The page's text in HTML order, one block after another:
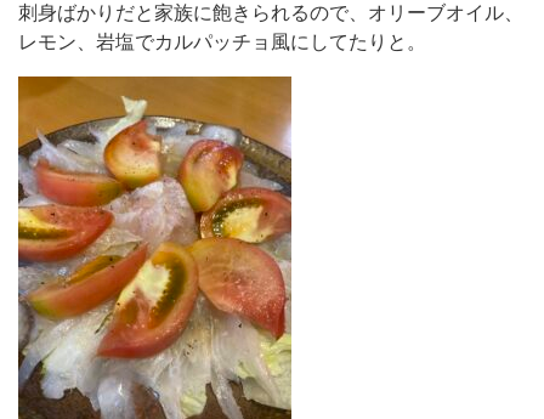
刺身ばかりだと家族に飽きられるので、オリーブオイル、
レモン、岩塩でカルパッチョ風にしてたりと。